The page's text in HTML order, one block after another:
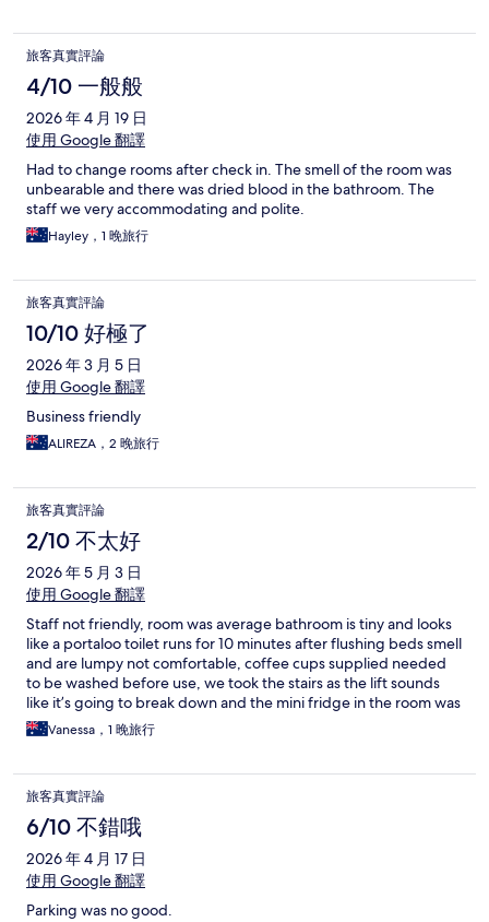
旅客真實評論
4/10 一般般
2026 年 4 月 19 日
使用 Google 翻譯
Had to change rooms after check in. The smell of the room was
unbearable and there was dried blood in the bathroom. The
staff we very accommodating and polite.
Hayley，1 晚旅行
旅客真實評論
10/10 好極了
2026 年 3 月 5 日
使用 Google 翻譯
Business friendly
ALIREZA，2 晚旅行
旅客真實評論
2/10 不太好
2026 年 5 月 3 日
使用 Google 翻譯
Staff not friendly, room was average bathroom is tiny and looks
like a portaloo toilet runs for 10 minutes after flushing beds smell
and are lumpy not comfortable, coffee cups supplied needed
to be washed before use, we took the stairs as the lift sounds
like it’s going to break down and the mini fridge in the room was
old and had broken shelves. The whole place needs to be
renovated not worth $194 per night budget places are better
Vanessa，1 晚旅行
旅客真實評論
6/10 不錯哦
2026 年 4 月 17 日
使用 Google 翻譯
Parking was no good.